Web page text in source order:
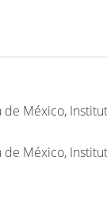
México,
México,